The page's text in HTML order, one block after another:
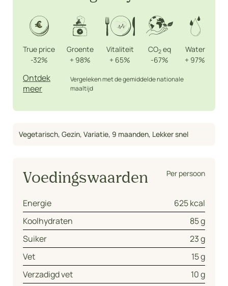
True price
-32%
Groente
+ 98%
Vitaliteit
+ 65%
CO2 eq
-67%
Water
+ 97%
Ontdek
meer
Vergeleken met de gemiddelde nationale
maaltijd
Vegetarisch, Gezin, Variatie, 9 maanden, Lekker snel
Voedingswaarden Per persoon
Energie
625 kcal
Koolhydraten
85 g
Suiker
23 g
Vet
15 g
Verzadigd vet
10 g